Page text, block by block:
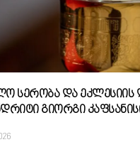
Სერობა Და Ეკლესიის
Გიორგი